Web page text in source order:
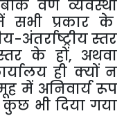
वर्ण व्यवस्था
सभी प्रकार के
-अंतर्राष्ट्रीयस्तर
के हों, अथवा
ही क्यों न
में अनिवार्य रूप
कुछ भी दिया गया